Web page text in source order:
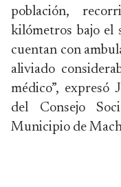
población,
kilómetros bajo el
cuentan con
aliviado
médico”, expresó
del Consejo
Municipio de